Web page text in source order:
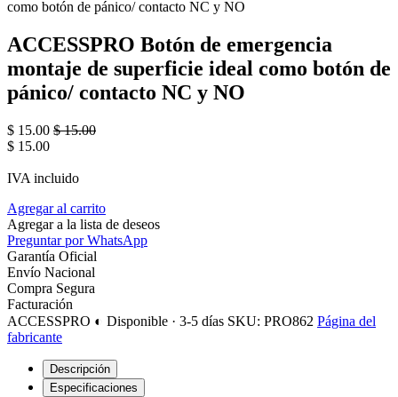
ACCESSPRO Botón de emergencia
montaje de superficie ideal como botón de
pánico/ contacto NC y NO
$ 15.00 $15.00
$ 15.00
IVA incluido
Agregar al carrito
Agregar a la lista de deseos
Preguntar por WhatsApp
Garantía Oficial
Envío Nacional
Compra Segura
Facturación
ACCESSPRO ◐ Disponible · 3-5 días SKU: PRO862 Página del
fabricante
Descripción
Especificaciones